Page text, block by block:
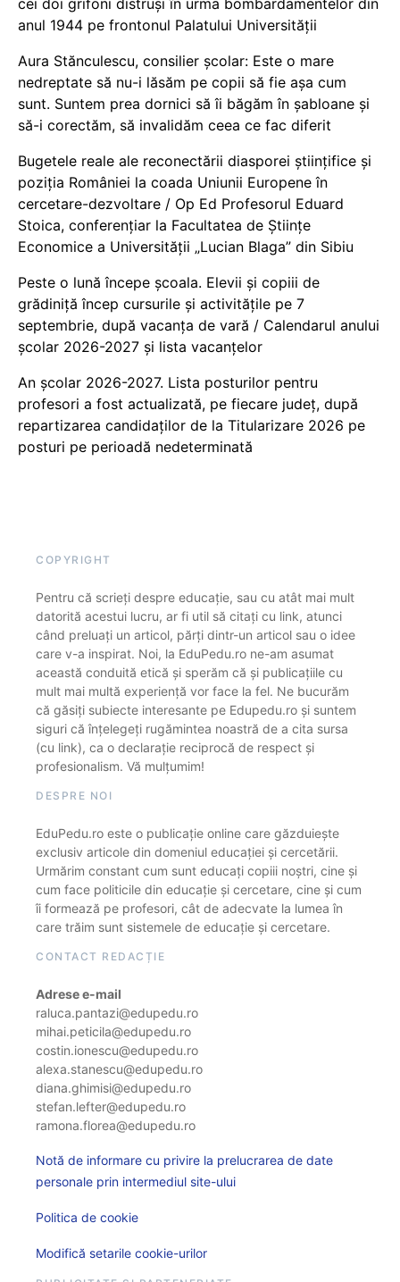
cei doi grifoni distruși în urma bombardamentelor din
anul 1944 pe frontonul Palatului Universității
Aura Stănculescu, consilier școlar: Este o mare
nedreptate să nu-i lăsăm pe copii să fie așa cum
sunt. Suntem prea dornici să îi băgăm în șabloane și
să-i corectăm, să invalidăm ceea ce fac diferit
Bugetele reale ale reconectării diasporei științifice și
poziția României la coada Uniunii Europene în
cercetare-dezvoltare / Op Ed Profesorul Eduard
Stoica, conferențiar la Facultatea de Științe
Economice a Universității „Lucian Blaga” din Sibiu
Peste o lună începe școala. Elevii și copiii de
grădiniță încep cursurile și activitățile pe 7
septembrie, după vacanța de vară / Calendarul anului
școlar 2026-2027 și lista vacanțelor
An școlar 2026-2027. Lista posturilor pentru
profesori a fost actualizată, pe fiecare județ, după
repartizarea candidaților de la Titularizare 2026 pe
posturi pe perioadă nedeterminată
COPYRIGHT
Pentru că scrieți despre educație, sau cu atât mai mult
datorită acestui lucru, ar fi util să citați cu link, atunci
când preluați un articol, părți dintr-un articol sau o idee
care v-a inspirat. Noi, la EduPedu.ro ne-am asumat
această conduită etică și sperăm că și publicațiile cu
mult mai multă experiență vor face la fel. Ne bucurăm
că găsiți subiecte interesante pe Edupedu.ro și suntem
siguri că înțelegeți rugămintea noastră de a cita sursa
(cu link), ca o declarație reciprocă de respect și
profesionalism. Vă mulțumim!
DESPRE NOI
EduPedu.ro este o publicație online care găzduiește
exclusiv articole din domeniul educației și cercetării.
Urmărim constant cum sunt educați copiii noștri, cine și
cum face politicile din educație și cercetare, cine și cum
îi formează pe profesori, cât de adecvate la lumea în
care trăim sunt sistemele de educație și cercetare.
CONTACT REDACȚIE
Adrese e-mail
raluca.pantazi@edupedu.ro
mihai.peticila@edupedu.ro
costin.ionescu@edupedu.ro
alexa.stanescu@edupedu.ro
diana.ghimisi@edupedu.ro
stefan.lefter@edupedu.ro
ramona.florea@edupedu.ro
Notă de informare cu privire la prelucrarea de date
personale prin intermediul site-ului
Politica de cookie
Modifică setarile cookie-urilor